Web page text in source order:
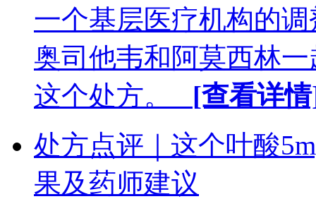
一个基层医疗机构的
奥司他韦和阿莫西林
这个处方。 [查看详
处方点评｜这个叶酸
果及药师建议